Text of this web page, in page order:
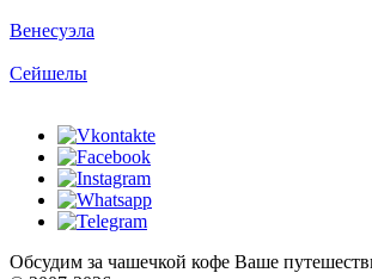
Венесуэла
Сейшелы
Обсудим за чашечкой кофе Ваше